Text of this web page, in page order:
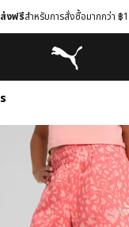
งฟรีสำหรับการสั่งซื้อมากกว่า ฿
Puma โฮม